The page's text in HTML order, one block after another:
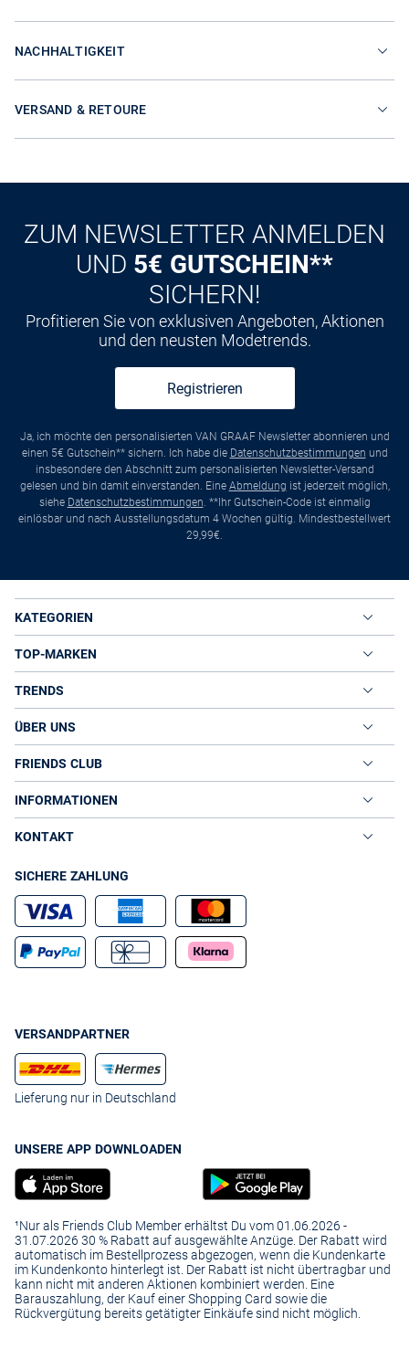
NACHHALTIGKEIT
VERSAND & RETOURE
ZUM NEWSLETTER ANMELDEN
UND 5€ GUTSCHEIN**
SICHERN!
Profitieren Sie von exklusiven Angeboten, Aktionen
und den neusten Modetrends.
Registrieren
Ja, ich möchte den personalisierten VAN GRAAF Newsletter abonnieren und
einen 5€ Gutschein** sichern. Ich habe die Datenschutzbestimmungen und
insbesondere den Abschnitt zum personalisierten Newsletter-Versand
gelesen und bin damit einverstanden. Eine Abmeldung ist jederzeit möglich,
siehe Datenschutzbestimmungen. **Ihr Gutschein-Code ist einmalig
einlösbar und nach Ausstellungsdatum 4 Wochen gültig. Mindestbestellwert
29,99€.
KATEGORIEN
TOP-MARKEN
TRENDS
ÜBER UNS
FRIENDS CLUB
INFORMATIONEN
KONTAKT
SICHERE ZAHLUNG
VERSANDPARTNER
Lieferung nur in Deutschland
UNSERE APP DOWNLOADEN
¹Nur als Friends Club Member erhältst Du vom 01.06.2026 -
31.07.2026 30 % Rabatt auf ausgewählte Anzüge. Der Rabatt wird
automatisch im Bestellprozess abgezogen, wenn die Kundenkarte
im Kundenkonto hinterlegt ist. Der Rabatt ist nicht übertragbar und
kann nicht mit anderen Aktionen kombiniert werden. Eine
Barauszahlung, der Kauf einer Shopping Card sowie die
Rückvergütung bereits getätigter Einkäufe sind nicht möglich.